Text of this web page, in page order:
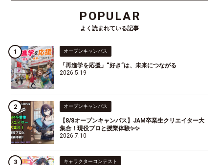
POPULAR
よく読まれている記事
オープンキャンパス
「再進学を応援」“好き”は、未来につながる
2026.5.19
オープンキャンパス
【8/8オープンキャンパス】JAM卒業生クリエイター大
集合！現役プロと授業体験✨✨
2026.7.10
キャラクターコンテスト